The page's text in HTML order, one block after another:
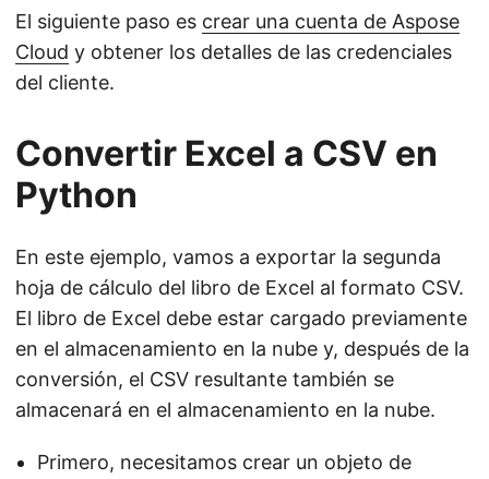
El siguiente paso es crear una cuenta de Aspose
Cloud y obtener los detalles de las credenciales
del cliente.
Convertir Excel a CSV en
Python
En este ejemplo, vamos a exportar la segunda
hoja de cálculo del libro de Excel al formato CSV.
El libro de Excel debe estar cargado previamente
en el almacenamiento en la nube y, después de la
conversión, el CSV resultante también se
almacenará en el almacenamiento en la nube.
Primero, necesitamos crear un objeto de